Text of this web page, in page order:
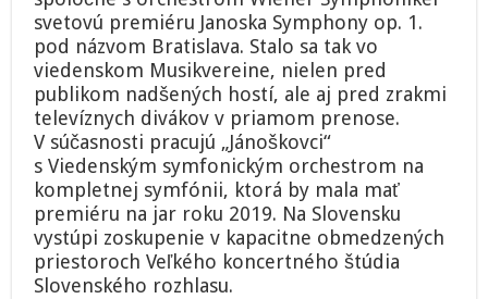
svetovú premiéru Janoska Symphony op. 1.
pod názvom Bratislava. Stalo sa tak vo
viedenskom Musikvereine, nielen pred
publikom nadšených hostí, ale aj pred zrakmi
televíznych divákov v priamom prenose.
V súčasnosti pracujú „Jánoškovci“
s Viedenským symfonickým orchestrom na
kompletnej symfónii, ktorá by mala mať
premiéru na jar roku 2019. Na Slovensku
vystúpi zoskupenie v kapacitne obmedzených
priestoroch Veľkého koncertného štúdia
Slovenského rozhlasu.